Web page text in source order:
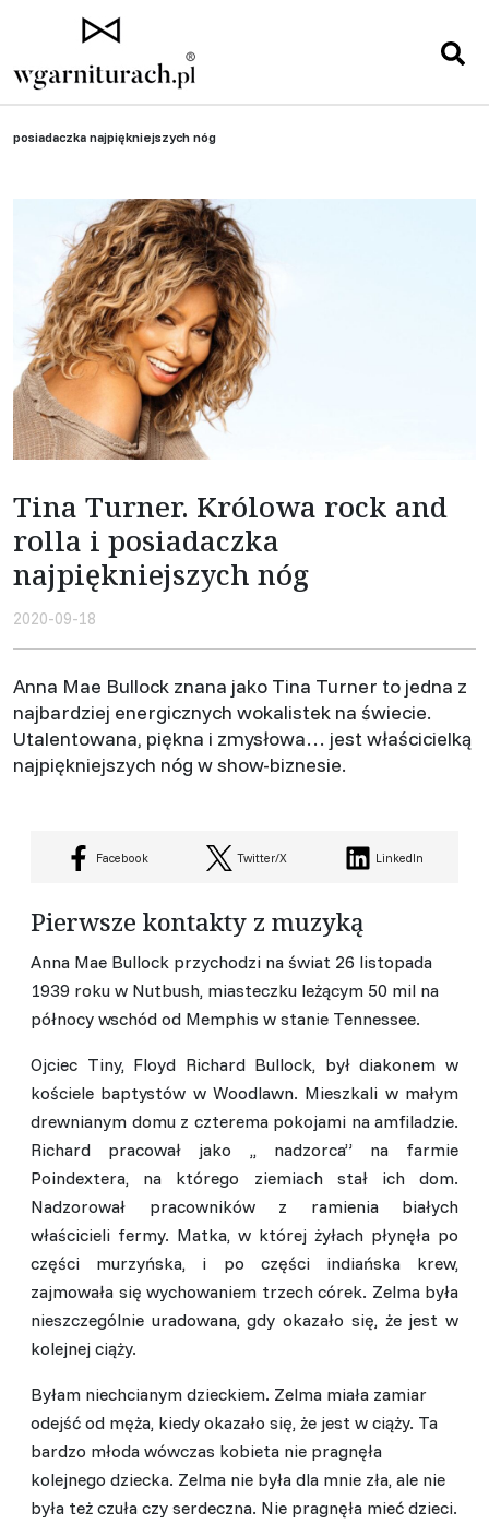
posiadaczka najpiękniejszych nóg
Tina Turner. Królowa rock and
rolla i posiadaczka
najpiękniejszych nóg
2020-09-18
Anna Mae Bullock znana jako Tina Turner to jedna z
najbardziej energicznych wokalistek na świecie.
Utalentowana, piękna i zmysłowa… jest właścicielką
najpiękniejszych nóg w show-biznesie.
Facebook Twitter/X LinkedIn
Pierwsze kontakty z muzyką
Anna Mae Bullock przychodzi na świat 26 listopada
1939 roku w Nutbush, miasteczku leżącym 50 mil na
północy wschód od Memphis w stanie Tennessee.
Ojciec Tiny, Floyd Richard Bullock, był diakonem w
kościele baptystów w Woodlawn. Mieszkali w małym
drewnianym domu z czterema pokojami na amfiladzie.
Richard pracował jako ,, nadzorca” na farmie
Poindextera, na którego ziemiach stał ich dom.
Nadzorował pracowników z ramienia białych
właścicieli fermy. Matka, w której żyłach płynęła po
części murzyńska, i po części indiańska krew,
zajmowała się wychowaniem trzech córek. Zelma była
nieszczególnie uradowana, gdy okazało się, że jest w
kolejnej ciąży.
Byłam niechcianym dzieckiem. Zelma miała zamiar
odejść od męża, kiedy okazało się, że jest w ciąży. Ta
bardzo młoda wówczas kobieta nie pragnęła
kolejnego dziecka. Zelma nie była dla mnie zła, ale nie
była też czuła czy serdeczna. Nie pragnęła mieć dzieci.